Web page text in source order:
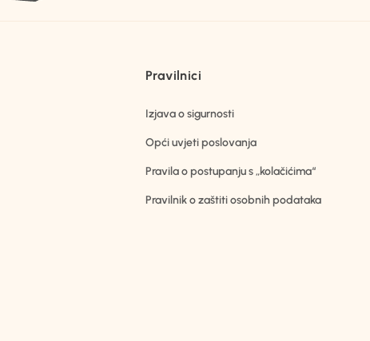
Pravilnici
Izjava o sigurnosti
Opći uvjeti poslovanja
Pravila o postupanju s „kolačićima“
Pravilnik o zaštiti osobnih podataka